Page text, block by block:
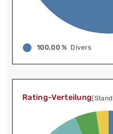
100,00 % Divers
Rating-Verteilung